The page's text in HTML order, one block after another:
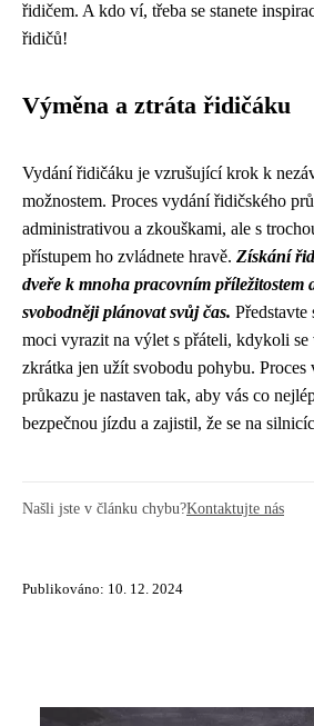
řidičem. A kdo ví, třeba se stanete
řidičů!
Výměna a ztráta řidičáku
Vydání řidičáku je vzrušující krok k
možnostem. Proces vydání řidičského
administrativou a zkouškami, ale s
přístupem ho zvládnete hravě. Získání
dveře k mnoha pracovním příležitostem
svobodněji plánovat svůj čas.
moci vyrazit na výlet s přáteli, kdykoli se
zkrátka jen užít svobodu pohybu.
průkazu je nastaven tak, aby vás co
bezpečnou jízdu a zajistil, že se na
Našli jste v článku chybu?Kontaktujte nás
Publikováno: 10. 12. 2024